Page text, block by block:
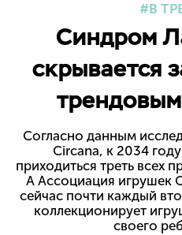
В
Синдром
скрывается
Согласно данным
Circana, к 2034
приходиться треть всех
А Ассоциация игрушек
сейчас почти каждый
коллекционирует
своего